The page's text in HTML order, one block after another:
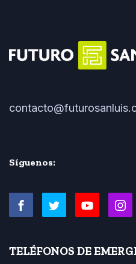
Síguenos:
TELÉFONOS DE